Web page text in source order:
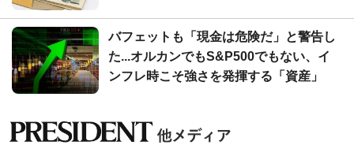
バフェットも「現金は危険だ」と警告し
た...オルカンでもS&P500でもない、イ
ンフレ時こそ強さを発揮する「資産」